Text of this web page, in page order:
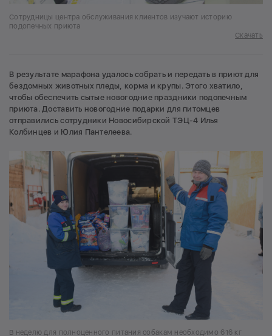
Сотрудницы центра обслуживания клиентов изучают историю
подопечных приюта
Скачать
В результате марафона удалось собрать и передать в приют для
бездомных животных пледы, корма и крупы. Этого хватило,
чтобы обеспечить сытые новогодние праздники подопечным
приюта. Доставить новогодние подарки для питомцев
отправились сотрудники Новосибирской ТЭЦ-4 Илья
Колбинцев и Юлия Пантелеева.
В неделю для полноценного питания собакам необходимо 616 кг